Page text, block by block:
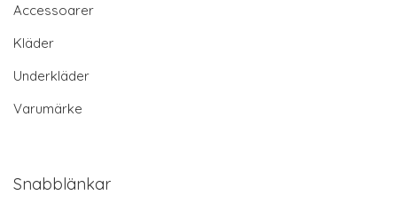
Accessoarer
Kläder
Underkläder
Varumärke
Snabblänkar